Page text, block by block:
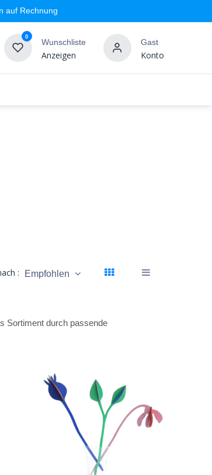
auf Rechnung
0
Wunschliste
Anzeigen
Gast
Konto
: Empfohlen
Sortiment durch passende